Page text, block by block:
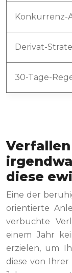
Konkurrenz-
Derivat-
30-Tage-
diese
Eine der
orientierte
verbuchte
einem Jahr
erzielen, um
diese von